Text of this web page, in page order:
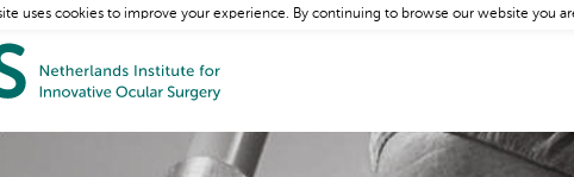
uses cookies to improve your experience. By continuing to browse our website you